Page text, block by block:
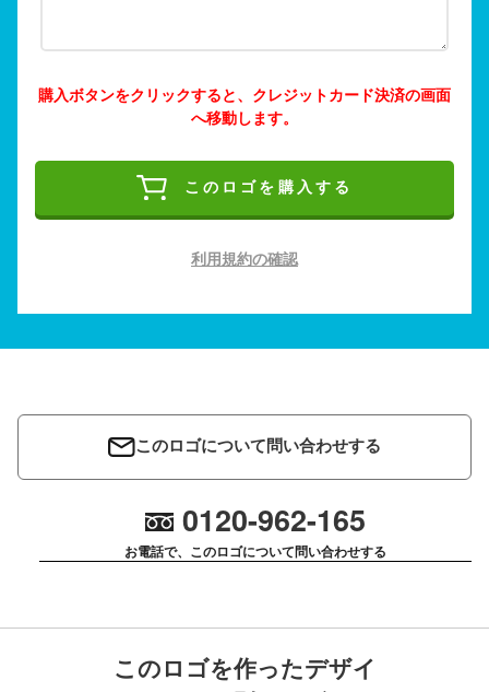
購入ボタンをクリックすると、クレジットカード決済の画面
へ移動します。
このロゴを購入する
利用規約の確認
このロゴについて問い合わせする
0120-962-165
お電話で、このロゴについて問い合わせする
このロゴを作ったデザイ